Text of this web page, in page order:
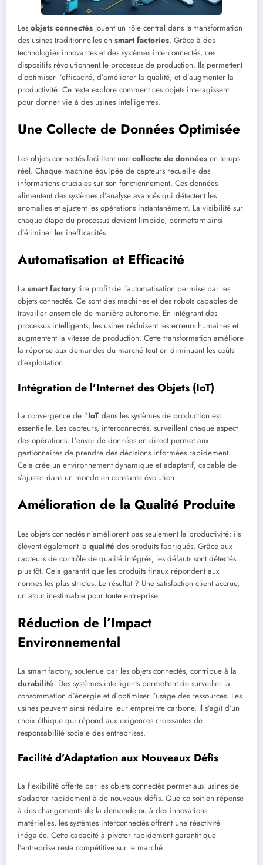
Les objets connectés jouent un rôle central dans la transformation
des usines traditionnelles en smart factories. Grâce à des
technologies innovantes et des systèmes interconnectés, ces
dispositifs révolutionnent le processus de production. Ils permettent
d’optimiser l’efficacité, d’améliorer la qualité, et d’augmenter la
productivité. Ce texte explore comment ces objets interagissent
pour donner vie à des usines intelligentes.
Une Collecte de Données Optimisée
Les objets connectés facilitent une collecte de données en temps
réel. Chaque machine équipée de capteurs recueille des
informations cruciales sur son fonctionnement. Ces données
alimentent des systèmes d’analyse avancés qui détectent les
anomalies et ajustent les opérations instantanément. La visibilité sur
chaque étape du processus devient limpide, permettant ainsi
d’éliminer les inefficacités.
Automatisation et Efficacité
La smart factory tire profit de l’automatisation permise par les
objets connectés. Ce sont des machines et des robots capables de
travailler ensemble de manière autonome. En intégrant des
processus intelligents, les usines réduisent les erreurs humaines et
augmentent la vitesse de production. Cette transformation améliore
la réponse aux demandes du marché tout en diminuant les coûts
d’exploitation.
Intégration de l’Internet des Objets (IoT)
La convergence de l’IoT dans les systèmes de production est
essentielle. Les capteurs, interconnectés, surveillent chaque aspect
des opérations. L’envoi de données en direct permet aux
gestionnaires de prendre des décisions informées rapidement.
Cela crée un environnement dynamique et adaptatif, capable de
s’ajuster dans un monde en constante évolution.
Amélioration de la Qualité Produite
Les objets connectés n’améliorent pas seulement la productivité; ils
élèvent également la qualité des produits fabriqués. Grâce aux
capteurs de contrôle de qualité intégrés, les défauts sont détectés
plus tôt. Cela garantit que les produits finaux répondent aux
normes les plus strictes. Le résultat ? Une satisfaction client accrue,
un atout inestimable pour toute entreprise.
Réduction de l’Impact
Environnemental
La smart factory, soutenue par les objets connectés, contribue à la
durabilité. Des systèmes intelligents permettent de surveiller la
consommation d’énergie et d’optimiser l’usage des ressources. Les
usines peuvent ainsi réduire leur empreinte carbone. Il s’agit d’un
choix éthique qui répond aux exigences croissantes de
responsabilité sociale des entreprises.
Facilité d’Adaptation aux Nouveaux Défis
La flexibilité offerte par les objets connectés permet aux usines de
s’adapter rapidement à de nouveaux défis. Que ce soit en réponse
à des changements de la demande ou à des innovations
matérielles, les systèmes interconnectés offrent une réactivité
inégalée. Cette capacité à pivoter rapidement garantit que
l’entreprise reste compétitive sur le marché.